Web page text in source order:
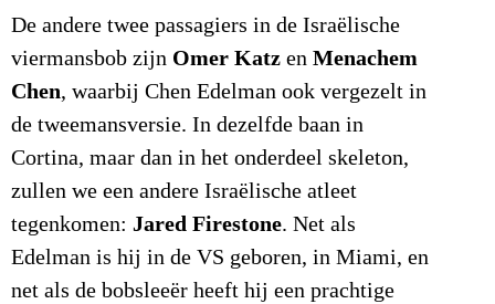
De andere twee passagiers in de Israëlische
viermansbob zijn Omer Katz en Menachem
Chen, waarbij Chen Edelman ook vergezelt in
de tweemansversie. In dezelfde baan in
Cortina, maar dan in het onderdeel skeleton,
zullen we een andere Israëlische atleet
tegenkomen: Jared Firestone. Net als
Edelman is hij in de VS geboren, in Miami, en
net als de bobsleeër heeft hij een prachtige